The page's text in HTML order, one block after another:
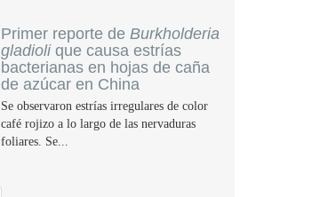
Primer reporte de Burkholderia
gladiolique causa estrías
bacterianas en hojas de caña
de azúcar en China
Se observaron estrías irregulares de color
café rojizo a lo largo de las nervaduras
foliares. Se...